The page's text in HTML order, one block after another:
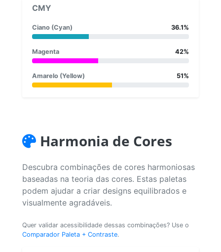
CMY
Ciano (Cyan) 36.1%
Magenta 42%
Amarelo (Yellow) 51%
Harmonia de Cores
Descubra combinações de cores harmoniosas
baseadas na teoria das cores. Estas paletas
podem ajudar a criar designs equilibrados e
visualmente agradáveis.
Quer validar acessibilidade dessas combinações? Use o
Comparador Paleta + Contraste.